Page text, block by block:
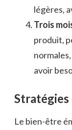
légères,
Trois
produit,
avoir
Le bien-être